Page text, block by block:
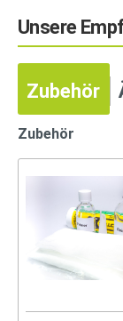
Unsere
Zubehör
Zubehör